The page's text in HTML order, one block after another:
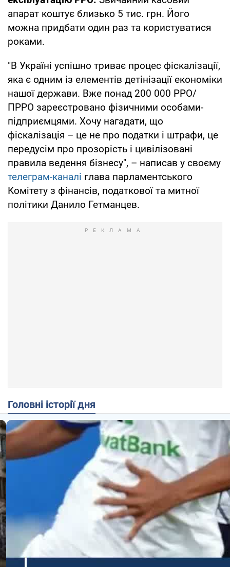
апарат коштує близько 5 тис. грн. Його
можна придбати один раз та користуватися
роками.
"В Україні успішно триває процес фіскалізації,
яка є одним із елементів детінізації економіки
нашої держави. Вже понад 200 000 РРО/
ПРРО зареєстровано фізичними особами-
підприємцями. Хочу нагадати, що
фіскалізація – це не про податки і штрафи, це
передусім про прозорість і цивілізовані
правила ведення бізнесу", – написав у своєму
телеграм-каналі глава парламентського
Комітету з фінансів, податкової та митної
політики Данило Гетманцев.
Головні історії дня